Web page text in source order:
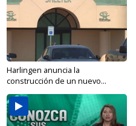
Harlingen anuncia la
construcción de un nuevo...